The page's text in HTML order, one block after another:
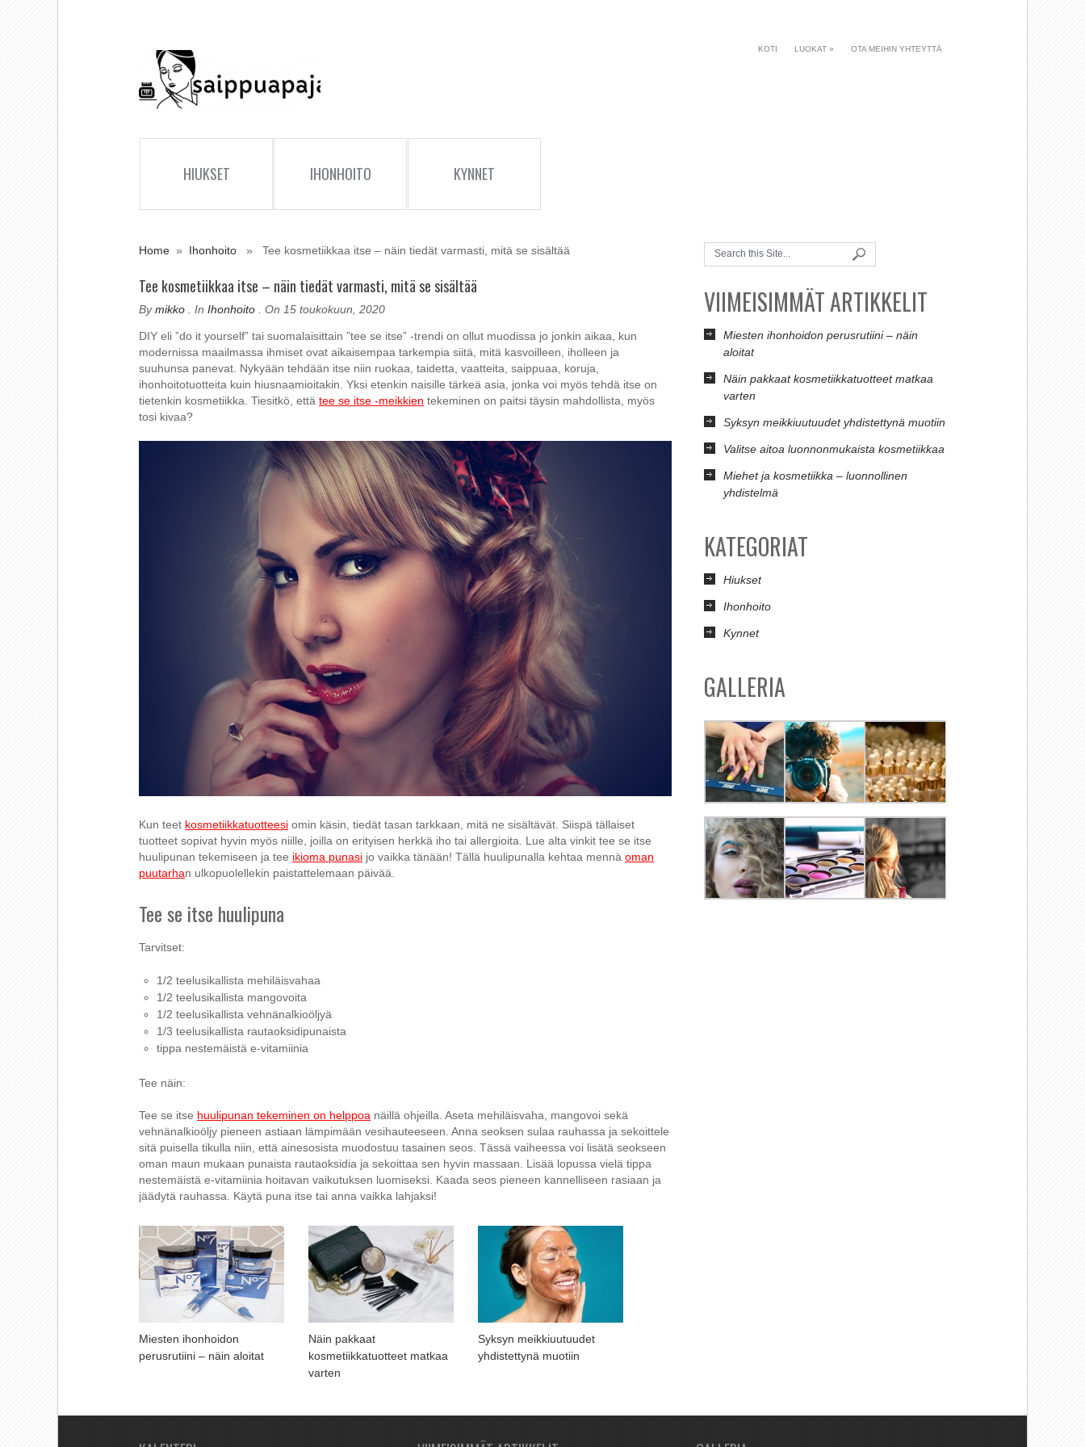
KOTI LUOKAT » OTA MEIHIN YHTEYTTÄ
HIUKSET IHONHOITO KYNNET
Home » Ihonhoito » Tee kosmetiikkaa itse – näin tiedät varmasti, mitä se sisältää
Tee kosmetiikkaa itse – näin tiedät varmasti, mitä se sisältää
Bymikko . In Ihonhoito . On 15 toukokuun, 2020
DIY eli ”do it yourself” tai suomalaisittain ”tee se itse” -trendi on ollut muodissa jo jonkin aikaa, kun
modernissa maailmassa ihmiset ovat aikaisempaa tarkempia siitä, mitä kasvoilleen, iholleen ja
suuhunsa panevat. Nykyään tehdään itse niin ruokaa, taidetta, vaatteita, saippuaa, koruja,
ihonhoitotuotteita kuin hiusnaamioitakin. Yksi etenkin naisille tärkeä asia, jonka voi myös tehdä itse on
tietenkin kosmetiikka. Tiesitkö, että tee se itse -meikkien tekeminen on paitsi täysin mahdollista, myös
tosi kivaa?
Kun teet kosmetiikkatuotteesi omin käsin, tiedät tasan tarkkaan, mitä ne sisältävät. Siispä tällaiset
tuotteet sopivat hyvin myös niille, joilla on erityisen herkkä iho tai allergioita. Lue alta vinkit tee se itse
huulipunan tekemiseen ja tee ikioma punasi jo vaikka tänään! Tällä huulipunalla kehtaa mennä oman
puutarhan ulkopuolellekin paistattelemaan päivää.
Tee se itse huulipuna
Tarvitset:
1/2 teelusikallista mehiläisvahaa
1/2 teelusikallista mangovoita
1/2 teelusikallista vehnänalkioöljyä
1/3 teelusikallista rautaoksidipunaista
tippa nestemäistä e-vitamiinia
Tee näin:
Tee se itse huulipunan tekeminen on helppoa näillä ohjeilla. Aseta mehiläisvaha, mangovoi sekä
vehnänalkioöljy pieneen astiaan lämpimään vesihauteeseen. Anna seoksen sulaa rauhassa ja sekoittele
sitä puisella tikulla niin, että ainesosista muodostuu tasainen seos. Tässä vaiheessa voi lisätä seokseen
oman maun mukaan punaista rautaoksidia ja sekoittaa sen hyvin massaan. Lisää lopussa vielä tippa
nestemäistä e-vitamiinia hoitavan vaikutuksen luomiseksi. Kaada seos pieneen kannelliseen rasiaan ja
jäädytä rauhassa. Käytä puna itse tai anna vaikka lahjaksi!
Miesten ihonhoidon
perusrutiini – näin aloitat
Näin pakkaat
kosmetiikkatuotteet matkaa
varten
Syksyn meikkiuutuudet
yhdistettynä muotiin
VIIMEISIMMÄT ARTIKKELIT
Miesten ihonhoidon perusrutiini – näin
aloitat
Näin pakkaat kosmetiikkatuotteet matkaa
varten
Syksyn meikkiuutuudet yhdistettynä muotiin
Valitse aitoa luonnonmukaista kosmetiikkaa
Miehet ja kosmetiikka – luonnollinen
yhdistelmä
KATEGORIAT
Hiukset
Ihonhoito
Kynnet
GALLERIA